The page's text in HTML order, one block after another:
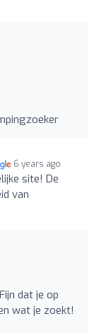
6 years ago
site! De
van
dat je op
wat je zoekt!